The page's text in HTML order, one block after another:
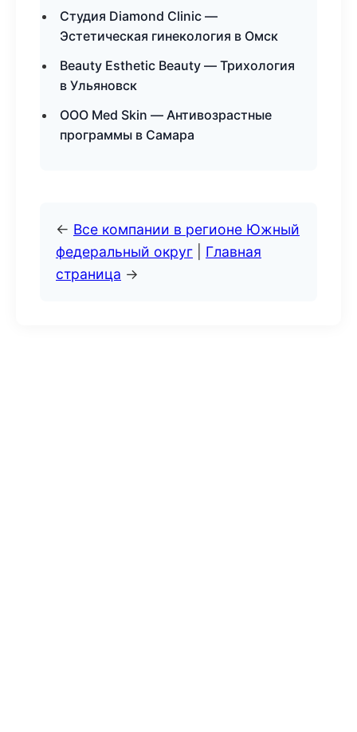
Студия Diamond Clinic —
Эстетическая гинекология в Омск
Beauty Esthetic Beauty — Трихология
в Ульяновск
ООО Med Skin — Антивозрастные
программы в Самара
← Все компании в регионе Южный
федеральный округ
Главная
страница →